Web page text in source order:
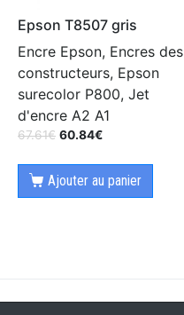
Epson T8507 gris
Encre Epson, Encres des
constructeurs, Epson
surecolor P800, Jet
d'encre A2 A1
67.61€ 60.84€
Ajouter au panier